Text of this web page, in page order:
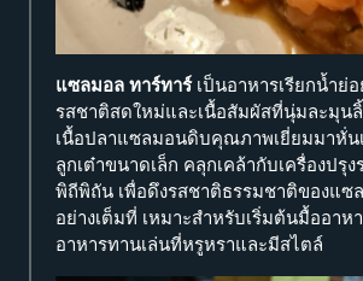
แซลมอล ทาร์ทาร์เป็นอาหารเรียกน้ำย่
รสชาติสดใหม่และเนื้อสัมผัสที่นุ่มละมุน
เนื้อปลาแซลมอนดิบคุณภาพเยี่ยมมาหั่น
ลูกเต๋าขนาดเล็ก คลุกเคล้ากับเครื่องปรุง
พิถีพิถัน เพื่อดึงรสชาติธรรมชาติของแซ
อย่างเต็มที่ เหมาะสำหรับเริ่มต้นมื้ออาห
อาหารทานเล่นที่หรูหราและมีสไตล์